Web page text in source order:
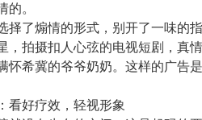
。
了煽情的形式，别开了一味的
，拍摄扣人心弦的电视短剧，真
怀希冀的爷爷奶奶。这样的广告
好疗效，轻视形象